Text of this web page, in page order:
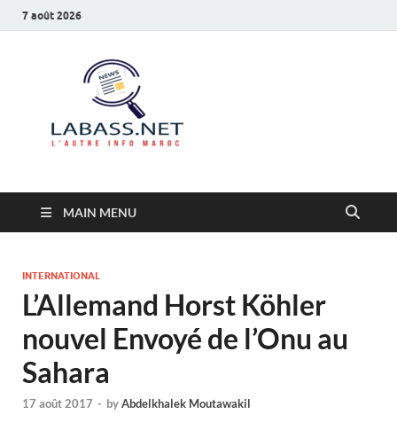
7 août 2026
MAIN MENU
INTERNATIONAL
L’Allemand Horst Köhler
nouvel Envoyé de l’Onu au
Sahara
17 août 2017 - byAbdelkhalek Moutawakil